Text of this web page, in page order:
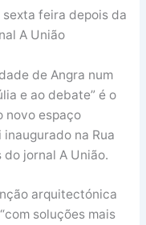
feira depois da
A União
de Angra num
e ao debate” é o
novo espaço
na Rua
jornal A União.
arquitectónica
soluções mais